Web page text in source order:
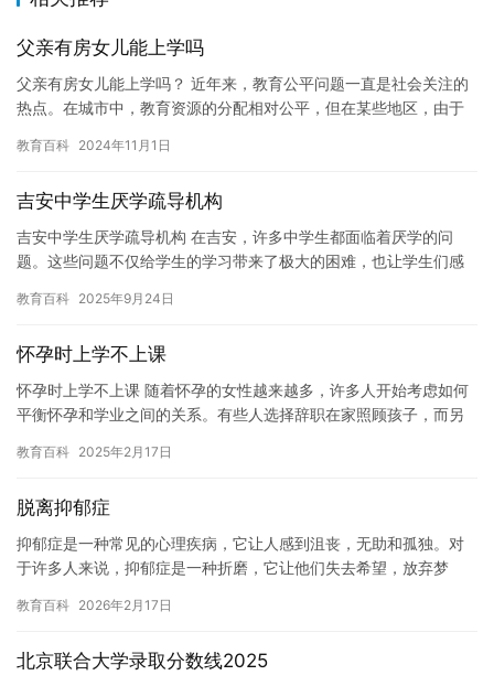
父亲有房女儿能上学吗
父亲有房女儿能上学吗？ 近年来，教育公平问题一直是社会关注的
热点。在城市中，教育资源的分配相对公平，但在某些地区，由于
题。 …
教育百科 2024年11月1日
吉安中学生厌学疏导机构
吉安中学生厌学疏导机构 在吉安，许多中学生都面临着厌学的问
题。这些问题不仅给学生的学习带来了极大的困难，也让学生们感
导机构…
教育百科 2025年9月24日
怀孕时上学不上课
怀孕时上学不上课 随着怀孕的女性越来越多，许多人开始考虑如何
平衡怀孕和学业之间的关系。有些人选择辞职在家照顾孩子，而另
续…
教育百科 2025年2月17日
脱离抑郁症
抑郁症是一种常见的心理疾病，它让人感到沮丧，无助和孤独。对
于许多人来说，抑郁症是一种折磨，它让他们失去希望，放弃梦
离抑郁症…
教育百科 2026年2月17日
北京联合大学录取分数线2025